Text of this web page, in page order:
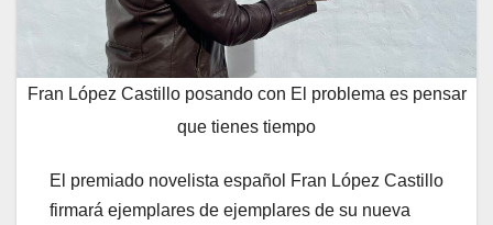
Fran López Castillo posando con El problema es pensar
que tienes tiempo
El premiado novelista español Fran López Castillo
firmará ejemplares de ejemplares de su nueva